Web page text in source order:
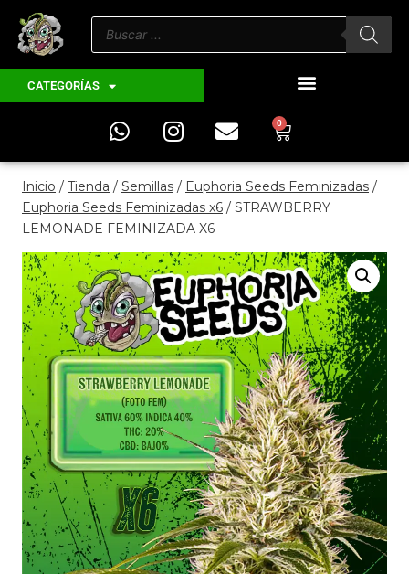
CATEGORÍAS
0
Inicio / Tienda / Semillas / Euphoria Seeds Feminizadas /
Euphoria Seeds Feminizadas x6 / STRAWBERRY
LEMONADE FEMINIZADA X6